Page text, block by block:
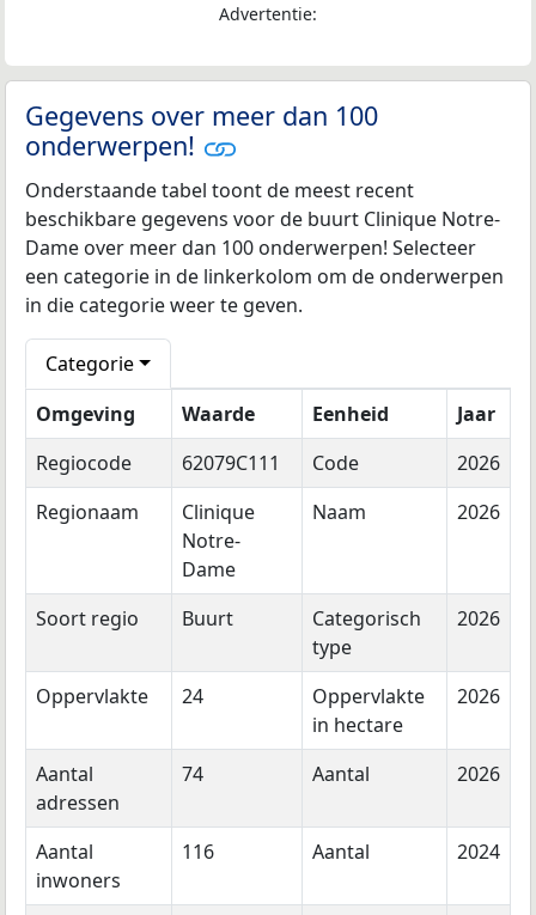
Advertentie:
Gegevens over meer dan 100
onderwerpen!
Onderstaande tabel toont de meest recent
beschikbare gegevens voor de buurt Clinique Notre-
Dame over meer dan 100 onderwerpen! Selecteer
een categorie in de linkerkolom om de onderwerpen
in die categorie weer te geven.
Categorie
Omgeving
Waarde Eenheid
Jaar
Regiocode
62079C111 Code
2026
Regionaam
Clinique
Notre-
Dame
Naam 2026
Soort regio Buurt
Categorisch
type
2026
Oppervlakte 24
Oppervlakte
in hectare
2026
Aantal
adressen
74 Aantal 2026
Aantal
inwoners
116 Aantal 2024